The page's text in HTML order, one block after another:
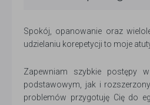
Spokój, opanowanie oraz
udzielaniu korepetycji to moje
Zapewniam szybkie postępy
podstawowym, jak i
problemów przygotuję Cię do